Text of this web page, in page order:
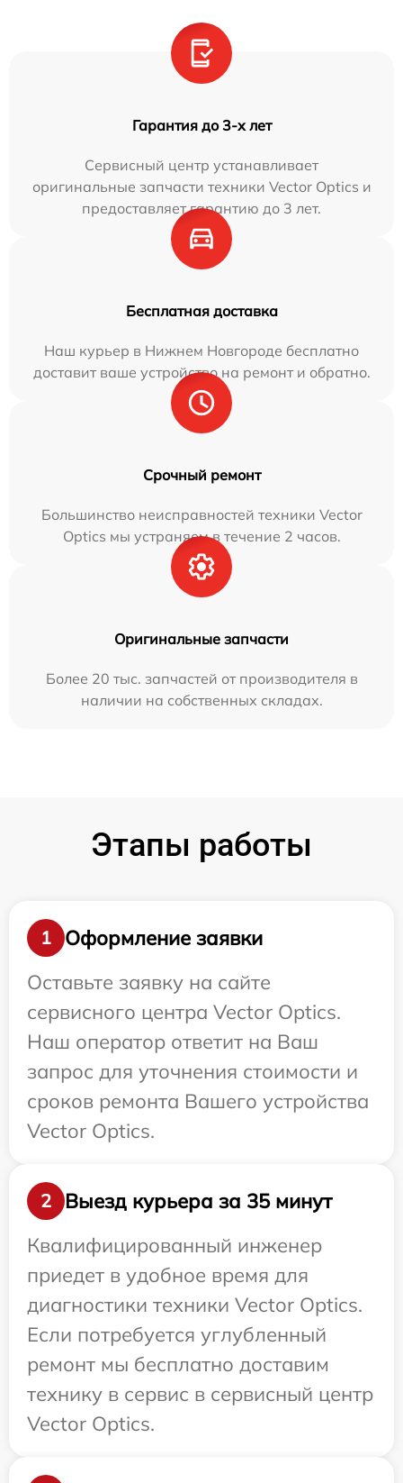
Гарантия до 3-х лет
Сервисный центр устанавливает
оригинальные запчасти техники Vector Optics и
предоставляет гарантию до 3 лет.
Бесплатная доставка
Наш курьер в Нижнем Новгороде бесплатно
доставит ваше устройство на ремонт и обратно.
Срочный ремонт
Большинство неисправностей техники Vector
Optics мы устраняем в течение 2 часов.
Оригинальные запчасти
Более 20 тыс. запчастей от производителя в
наличии на собственных складах.
Этапы работы
1
Оформление заявки
Оставьте заявку на сайте
сервисного центра Vector Optics.
Наш оператор ответит на Ваш
запрос для уточнения стоимости и
сроков ремонта Вашего устройства
Vector Optics.
2
Выезд курьера за 35 минут
Квалифицированный инженер
приедет в удобное время для
диагностики техники Vector Optics.
Если потребуется углубленный
ремонт мы бесплатно доставим
технику в сервис в сервисный центр
Vector Optics.